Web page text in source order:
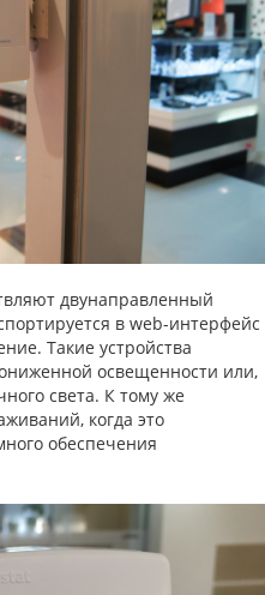
двунаправленный
в web-интерфейс
Такие устройства
освещенности или,
света. К тому же
когда это
обеспечения